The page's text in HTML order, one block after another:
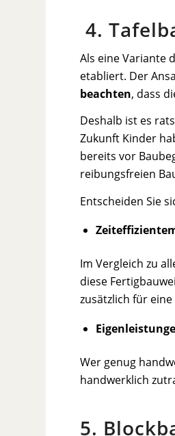
4.
Als eine Variante
etabliert. Der
beachten, dass
Deshalb ist es
Zukunft Kinder
bereits vor
reibungsfreien
Entscheiden Sie
Im Vergleich zu
diese
zusätzlich für eine
Wer genug
handwerklich
5.